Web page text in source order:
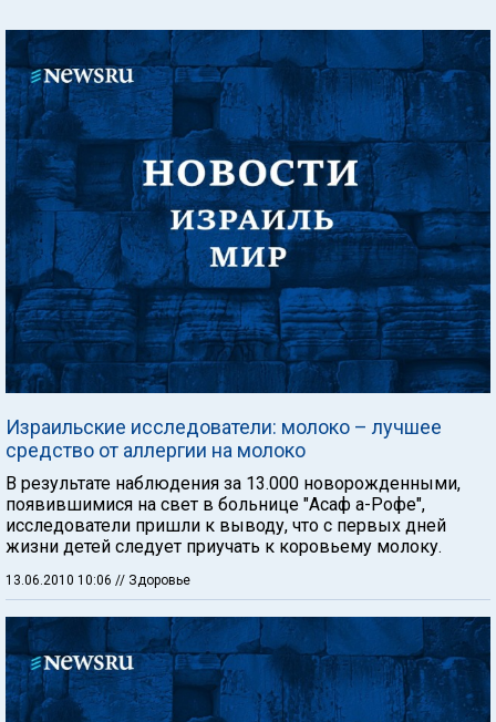
Израильские исследователи: молоко – лучшее
средство от аллергии на молоко
В результате наблюдения за 13.000 новорожденными,
появившимися на свет в больнице "Асаф а-Рофе",
исследователи пришли к выводу, что с первых дней
жизни детей следует приучать к коровьему молоку.
13.06.2010 10:06 // Здоровье